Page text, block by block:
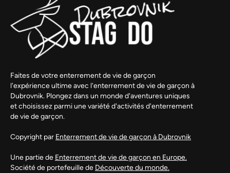
Faites de votre enterrement de vie de garçon
l'expérience ultime avec l'enterrement de vie de garçon à
Dubrovnik. Plongez dans un monde d'aventures uniques
et choisissez parmi une variété d'activités d'enterrement
de vie de garçon.
Copyright par Enterrement de vie de garçon à Dubrovnik
Une partie de Enterrement de vie de garçon en Europe.
Société de portefeuille de Découverte du monde.